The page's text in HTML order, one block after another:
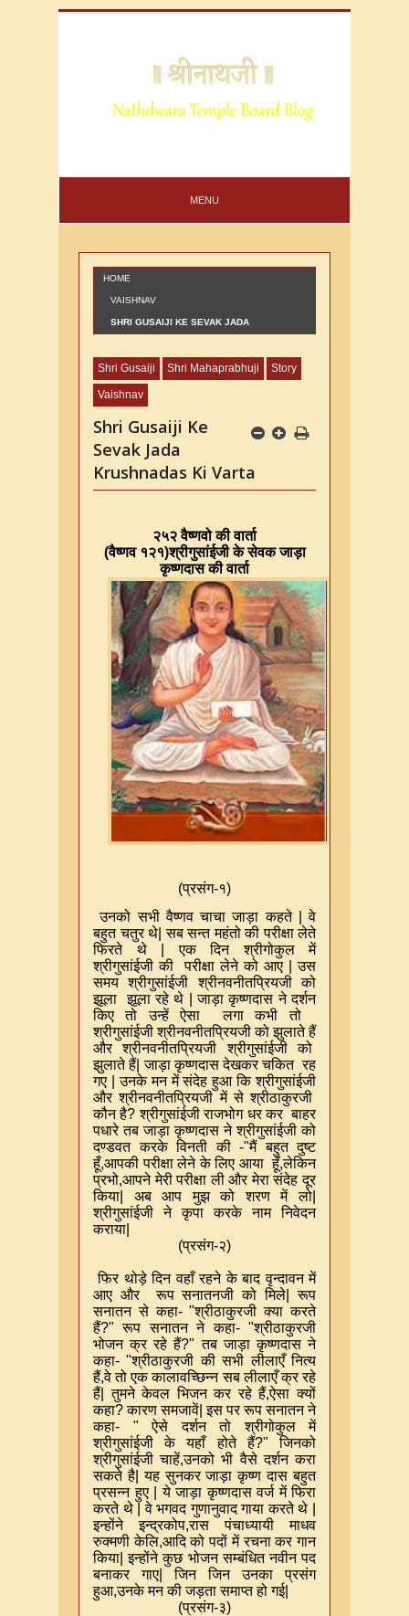
MENU
HOME
VAISHNAV
SHRI GUSAIJI KE SEVAK JADA
Shri Gusaiji Shri Mahaprabhuji Story
Vaishnav
Shri Gusaiji Ke
Sevak Jada
Krushnadas Ki Varta
२५२ वैष्णवो की वार्ता
(वैष्णव १२१)श्रीगुसांईजी के सेवक जाड़ा
कृष्णदास की वार्ता
(प्रसंग-१)
उनको सभी वैष्णव चाचा जाड़ा कहते
|वे
बहुत चतुर थे |सब सन्त महंतो की परीक्षा लेते
फिरते थे
|एक दिन श्रीगोकुल में
श्रीगुसांईजी की परीक्षा लेने को आए
|उस
समय श्रीगुसांईजी श्रीनवनीतप्रियजी को
झूला झूला रहे थे
|जाड़ा कृष्णदास ने दर्शन
किए तो उन्हें ऐसा लगा कभी तो
श्रीगुसांईजी श्रीनवनीतप्रियजी को झुलाते हैं
और श्रीनवनीतप्रियजी श्रीगुसांईजी को
झुलाते हैं |जाड़ा कृष्णदास देखकर चकित रह
गए
|उनके मन में संदेह हुआ कि श्रीगुसांईजी
और श्रीनवनीतप्रियजी में से श्रीठाकुरजी
कौन है?श्रीगुसांईजी राजभोग धर कर बाहर
पधारे तब जाड़ा कृष्णदास ने श्रीगुसांईजी को
दण्डवत करके विनती की -"मैं बहुत दुष्ट
हूँ,आपकी परीक्षा लेने के लिए आया हूँ,लेकिन
प्रभो,आपने मेरी परीक्षा ली और मेरा संदेह दूर
किया
अब आप मुझ को शरण में लो
श्रीगुसांईजी ने कृपा करके नाम निवेदन
कराया
(प्रसंग-२)
फिर थोड़े दिन वहाँ रहने के बाद वृन्दावन में
आए और रूप सनातनजी को मिले |रूप
सनातन से कहा- "श्रीठाकुरजी क्या करते
हैं?"रूप सनातन ने कहा- "श्रीठाकुरजी
भोजन क्र रहे हैं?"तब जाड़ा कृष्णदास ने
कहा- "श्रीठाकुरजी की सभी लीलाएँ नित्य
हैं,वे तो एक कालावच्छिन्न सब लीलाएँ क्र रहे
हैं |तुमने केवल भिजन कर रहे हैं,ऐसा क्यों
कहा?कारण समजावें |इस पर रूप सनातन ने
कहा- " ऐसे दर्शन तो श्रीगोकुल में
श्रीगुसांईजी के यहाँ होते हैं?"जिनको
श्रीगुसांईजी चाहें,उनको भी वैसे दर्शन करा
सकते है|यह सुनकर जाड़ा कृष्ण दास बहुत
प्रसन्न हुए
|ये जाड़ा कृष्णदास वर्ज में फिरा
करते थे
|वे भगवद गुणानुवाद गाया करते थे
इन्होंने इन्द्रकोप,रास पंचाध्यायी माधव
रुक्मणी केलि,आदि को पदों में रचना कर गान
किया |इन्होंने कुछ भोजन सम्बंधित नवीन पद
बनाकर गाए |जिन जिन उनका प्रसंग
हुआ,उनके मन की जड़ता समाप्त हो गई|
(प्रसंग-३)